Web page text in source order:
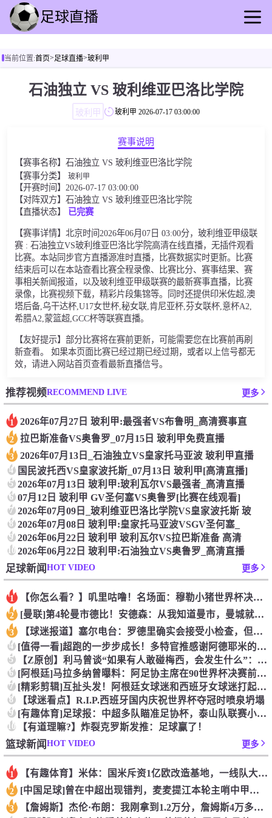
足球直播
篮球直播
足球回放
其他比赛
当前位置:首页>足球直播>玻利甲
石油独立 VS 玻利维亚巴洛比学院
玻利甲 玻利甲 2026-07-17 03:00:00
赛事说明
【赛事名称】石油独立 VS 玻利维亚巴洛比学院
【赛事分类】 玻利甲
【开赛时间】2026-07-17 03:00:00
【对阵双方】石油独立 VS 玻利维亚巴洛比学院
【直播状态】
已完赛
【赛事详情】北京时间2026年06月07日 03:00分，玻利维亚甲级联
赛 : 石油独立VS玻利维亚巴洛比学院高清在线直播，无插件观看
比赛。本站同步官方直播源准时直播，比赛数据实时更新。比赛
结束后可以在本站查看比赛全程录像、比赛比分、赛事结果、赛
事相关新闻报道，以及玻利维亚甲级联赛的最新赛事直播，比赛
录像，比赛视频下载，精彩片段集锦等。同时还提供印米佐超,澳
塔后备,乌干达杯,U17女世杯,秘女联,肯尼亚杯,芬女联杯,意杯A2,
希腊A2,蒙篮超,GCC杯等联赛直播。
【友好提示】部分比赛将在赛前更新，可能需要您在比赛前再刷
新查看。 如果本页面比赛已经过期已经过期，或者以上信号都无
效，请进入网站首页查看最新直播信号。
推荐视频RECOMMEND LIVE 更多
1 2026年07月27日 玻利甲:最强者VS布鲁明_高清赛事直
2 拉巴斯准备VS奥鲁罗_07月15日 玻利甲免费直播
3 2026年07月13日_石油独立VS皇家托马亚波 玻利甲直播
4 国民波托西VS皇家波托斯_07月13日 玻利甲[高清直播]
5 2026年07月13日 玻利甲:玻利瓦尔VS最强者_高清直播
6 07月12日 玻利甲 GV圣何塞VS奥鲁罗[比赛在线观看]
7 2026年07月09日_玻利维亚巴洛比学院VS皇家波托斯 玻
8 2026年07月08日 玻利甲:皇家托马亚波VSGV圣何塞_
9 2026年06月22日 玻利甲 玻利瓦尔VS拉巴斯准备 高清
102026年06月22日 玻利甲:石油独立VS奥鲁罗_高清直播
足球新闻HOT VIDEO 更多
1 【你怎么看？】叽里咕噜！名场面：穆勒小猪世界杯决赛后用方言接
2 [曼联]第4轮曼市德比！安德森：从我知道曼市，曼城就是这座城
3 【球迷报道】塞尔电台：罗德里确实会接受小检查，但他没有任何严
4 [值得一看]超跑的一步步成长！多特官推感谢阿德耶米的贡献！
5 【Z原创】利马曾谈“如果有人敢碰梅西，会发生什么”：这种凝聚
6 [阿根廷]马拉多纳曾曝料：阿足协主席在90世界杯决赛前跟我说
7 [精彩剪辑]互扯头发！阿根廷女球迷和西班牙女球迷打起来了！
8 【球迷看点】R.I.P.西班牙国内庆祝世界杯夺冠时喷泉坍塌
9 [有趣体育]足球报：中超多队瞄准足协杯，泰山队联赛小幅轮换是
10 【有道理嘛?】炸裂克罗斯发推：足球赢了！
篮球新闻HOT VIDEO 更多
1 【有趣体育】米体：国米斥资1亿欧改造基地，一线队大楼即将在今
2 [中国足球]曾在中超出现错判，麦麦提江本轮主哨中甲陕西联合v
3 【詹姆斯】杰伦·布朗：我刚拿到1.2万分，詹姆斯4万多分是怎